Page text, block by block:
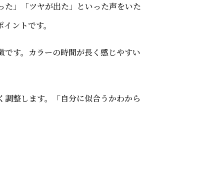
」「ツヤが出た」といった声をいた
ントです。
す。カラーの時間が長く感じやすい
整します。「自分に似合うかわから